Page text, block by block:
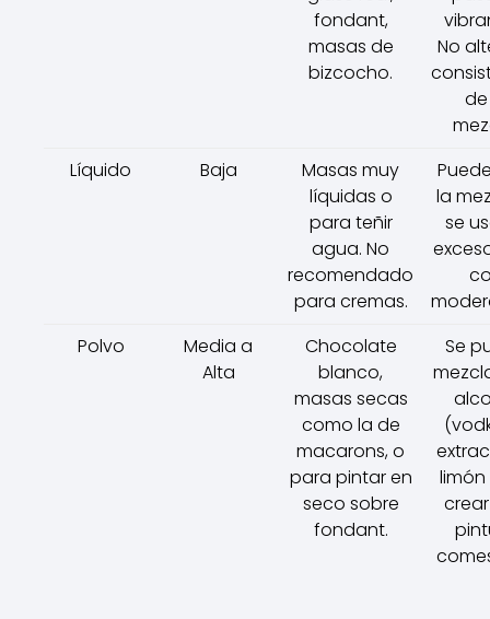
fondant,
masas de
bizcocho.
No
Líquido
Baja
Masas muy
líquidas o
para teñir
agua. No
recomendado
para cremas.
la
se
Polvo
Media a
Alta
Chocolate
blanco,
masas secas
como la de
macarons, o
para pintar en
seco sobre
fondant.
Se